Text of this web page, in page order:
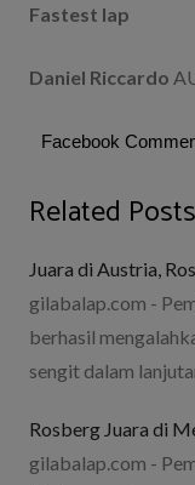
Fastest lap
Daniel Riccardo
Facebook
Related Posts
Juara di Austria,
gilabalap.com -
berhasil
sengit dalam
Rosberg Juara di
gilabalap.com -